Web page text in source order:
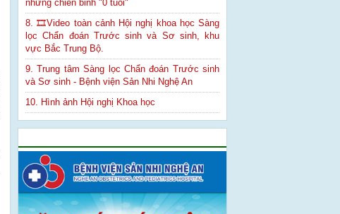
những chiến binh "0 tuổi"
8. 🎞Video toàn cảnh Hội nghị khoa học Sàng
lọc Chẩn đoán Trước sinh và Sơ sinh, khu
vực Bắc Trung Bộ.
9. Trung tâm Sàng lọc Chẩn đoán Trước sinh
và Sơ sinh - Bệnh viện Sản Nhi Nghệ An
10. Hình ảnh Hội nghị Khoa học